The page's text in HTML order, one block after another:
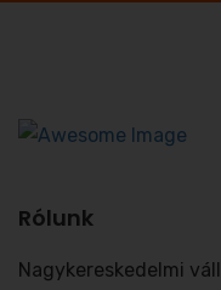
Rólunk
Nagykereskedelmi